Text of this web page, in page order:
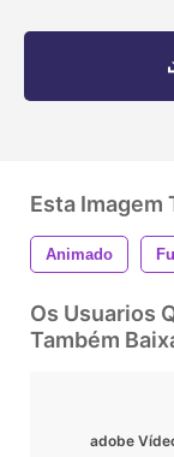
Esta Imagem
Animado
Os Usuarios
Também
adobe